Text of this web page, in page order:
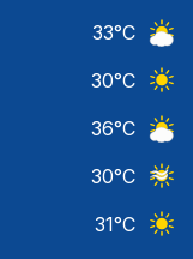
33°C
30°C
36°C
30°C
31°C